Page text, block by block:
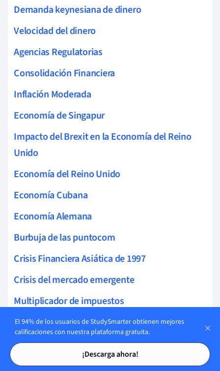
Tarjetas de estudio
Tarjetas de estudio
Demanda keynesiana de dinero
Velocidad del dinero
Agencias Regulatorias
Consolidación Financiera
Inflación Moderada
Economía de Singapur
Impacto del Brexit en la Economía del Reino
Unido
Economía del Reino Unido
Economía Cubana
Economía Alemana
Burbuja de las puntocom
Crisis Financiera Asiática de 1997
Crisis del mercado emergente
Multiplicador de impuestos
Multiplicador del Gasto
Problemas Macroeconómicos
Ingresos del Gobierno
El 94% de los usuarios de StudySmarter obtienen mejores
calificaciones con nuestra plataforma gratuita.
¡Descarga ahora!